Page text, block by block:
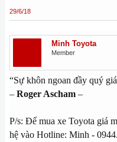
29/6/18
Minh Toyota
Member
“Sự khôn ngoan đầy quý
– Roger Ascham –
P/s: Để mua xe Toyota giá
hệ vào Hotline: Minh -